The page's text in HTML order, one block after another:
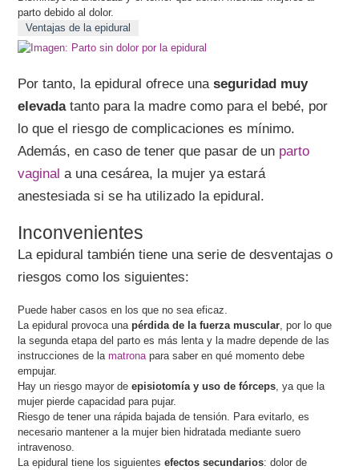
parto debido al dolor.
Ventajas de la epidural
Por tanto, la epidural ofrece unaseguridad muy
elevadatanto para la madre como para el bebé, por
lo que el riesgo de complicaciones es mínimo.
Además, en caso de tener que pasar de un parto
vaginal a una cesárea, la mujer ya estará
anestesiada si se ha utilizado la epidural.
Inconvenientes
La epidural también tiene una serie de desventajas o
riesgos como los siguientes:
Puede haber casos en los que no sea eficaz.
La epidural provoca unapérdida de la fuerza muscular, por lo que
la segunda etapa del parto es más lenta y la madre depende de las
instrucciones de lamatronapara saber en qué momento debe
empujar.
Hay un riesgo mayor deepisiotomía y uso de fórceps, ya que la
mujer pierde capacidad para pujar.
Riesgo de tener una rápida bajada de tensión. Para evitarlo, es
necesario mantener a la mujer bien hidratada mediante suero
intravenoso.
La epidural tiene los siguientesefectos secundarios: dolor de